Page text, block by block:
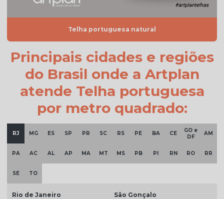
Telha colonial esmaltada
Telha colonial esmaltada branca
Telha colonial esmaltada cinza
Telha colonial marfim
Telha colonial natural
Telha colonial resinada
Telha portuguesa natural
Principais cidades e regiões
do Brasil onde a Artplan
atende Telha portuguesa
por metro quadrado:
RJ MG ES SP PR SC RS PE BA CE
GO e
DF
AM
PA AC AL AP MA MT MS PB PI RN RO RR
SE TO
Rio de Janeiro São Gonçalo